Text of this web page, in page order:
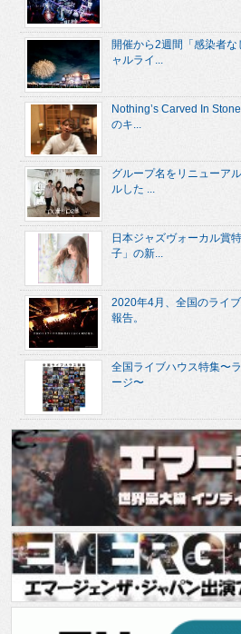
開催から2週間「感染者
ャルライ...
Nothing’s Carved In
のキ...
グループ名をリニューア
ルした ...
日本ジャズヴォーカル賞
子」の新...
2020年4月、全国のライ
報告。
全国ライブハウス特集〜
ージ〜